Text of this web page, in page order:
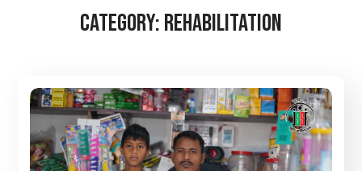
Category:Rehabilitation